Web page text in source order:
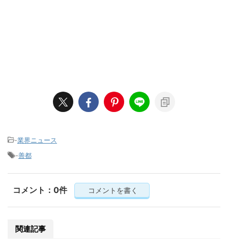
-業界ニュース
-善都
コメント：0件 コメントを書く
関連記事